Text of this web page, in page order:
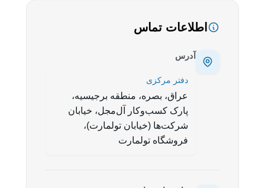
اطلاعات تماس
آدرس
دفتر مرکزی
عراق، بصره، منطقه برجیسیه،
پارک کسب‌وکار آل‌مجل، خیابان
شرکت‌ها (خیابان تولمارت)،
فروشگاه تولمارت